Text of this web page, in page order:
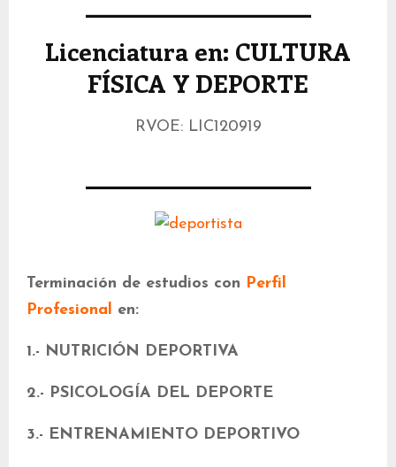
Licenciatura en: CULTURA
FÍSICA Y DEPORTE
RVOE: LIC120919
Terminación de estudios con Perfil
Profesional en:
1.- NUTRICIÓN DEPORTIVA
2.- PSICOLOGÍA DEL DEPORTE
3.- ENTRENAMIENTO DEPORTIVO